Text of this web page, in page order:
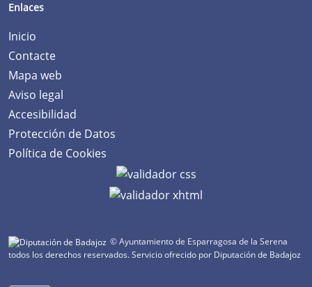
Enlaces
Inicio
Contacte
Mapa web
Aviso legal
Accesibilidad
Protección de Datos
Política de Cookies
© Ayuntamiento de Esparragosa de la Serena
todos los derechos reservados.Servicio ofrecido por Diputación de Badajoz